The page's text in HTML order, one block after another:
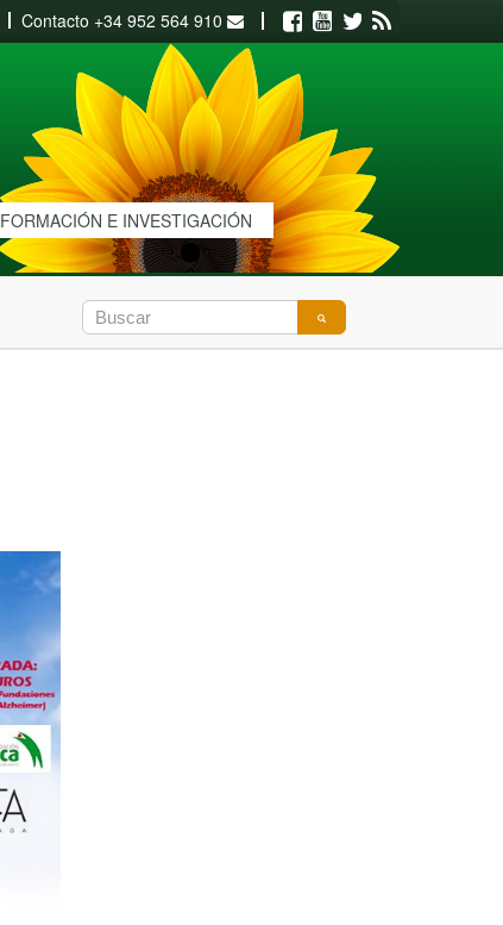
Contacto +34 952 564 910 Facebook
Youtube
Twitter
FORMACIÓN E INVESTIGACIÓN